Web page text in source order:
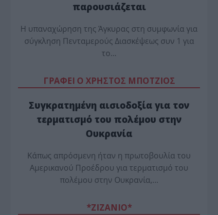
παρουσιάζεται
Η υπαναχώρηση της Άγκυρας στη συμφωνία για
σύγκληση Πενταμερούς Διασκέψεως συν 1 για
το…
ΓΡΑΦΕΙ Ο ΧΡΗΣΤΟΣ ΜΠΟΤΖΙΟΣ
Συγκρατημένη αισιοδοξία για τον
τερματισμό του πολέμου στην
Ουκρανία
Κάπως απρόσμενη ήταν η πρωτοβουλία του
Αμερικανού Προέδρου για τερματισμό του
πολέμου στην Ουκρανία,…
*ZΙΖΑΝΙΟ*